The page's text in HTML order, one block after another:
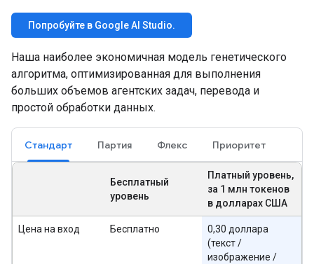
Попробуйте в Google AI Studio.
Наша наиболее экономичная модель генетического
алгоритма, оптимизированная для выполнения
больших объемов агентских задач, перевода и
простой обработки данных.
Стандарт Партия Флекс Приоритет
Бесплатный
уровень
Платный уровень,
за 1 млн токенов
в долларах США
Цена на вход Бесплатно
0,30 доллара
(текст /
изображение /